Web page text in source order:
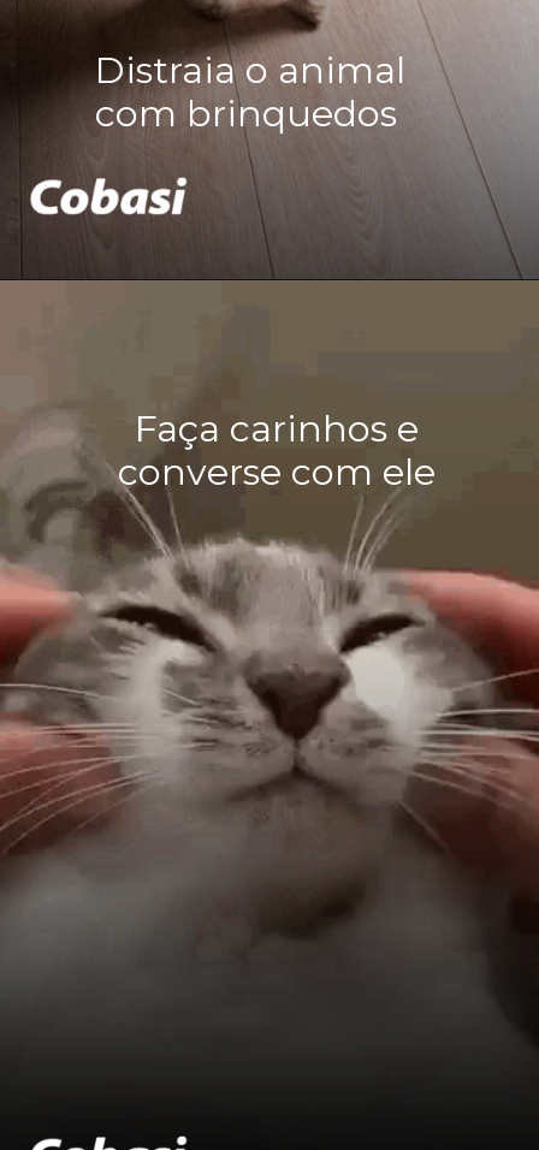
Distraia o animal
com brinquedos
Faça carinhos e
converse com ele